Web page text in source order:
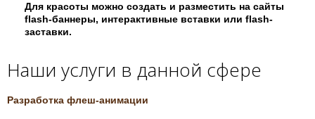
Для красоты можно создать и разместить на сайты
flash-баннеры, интерактивные вставки или flash-
заставки.
Наши услуги в данной сфере
Разработка флеш-анимации